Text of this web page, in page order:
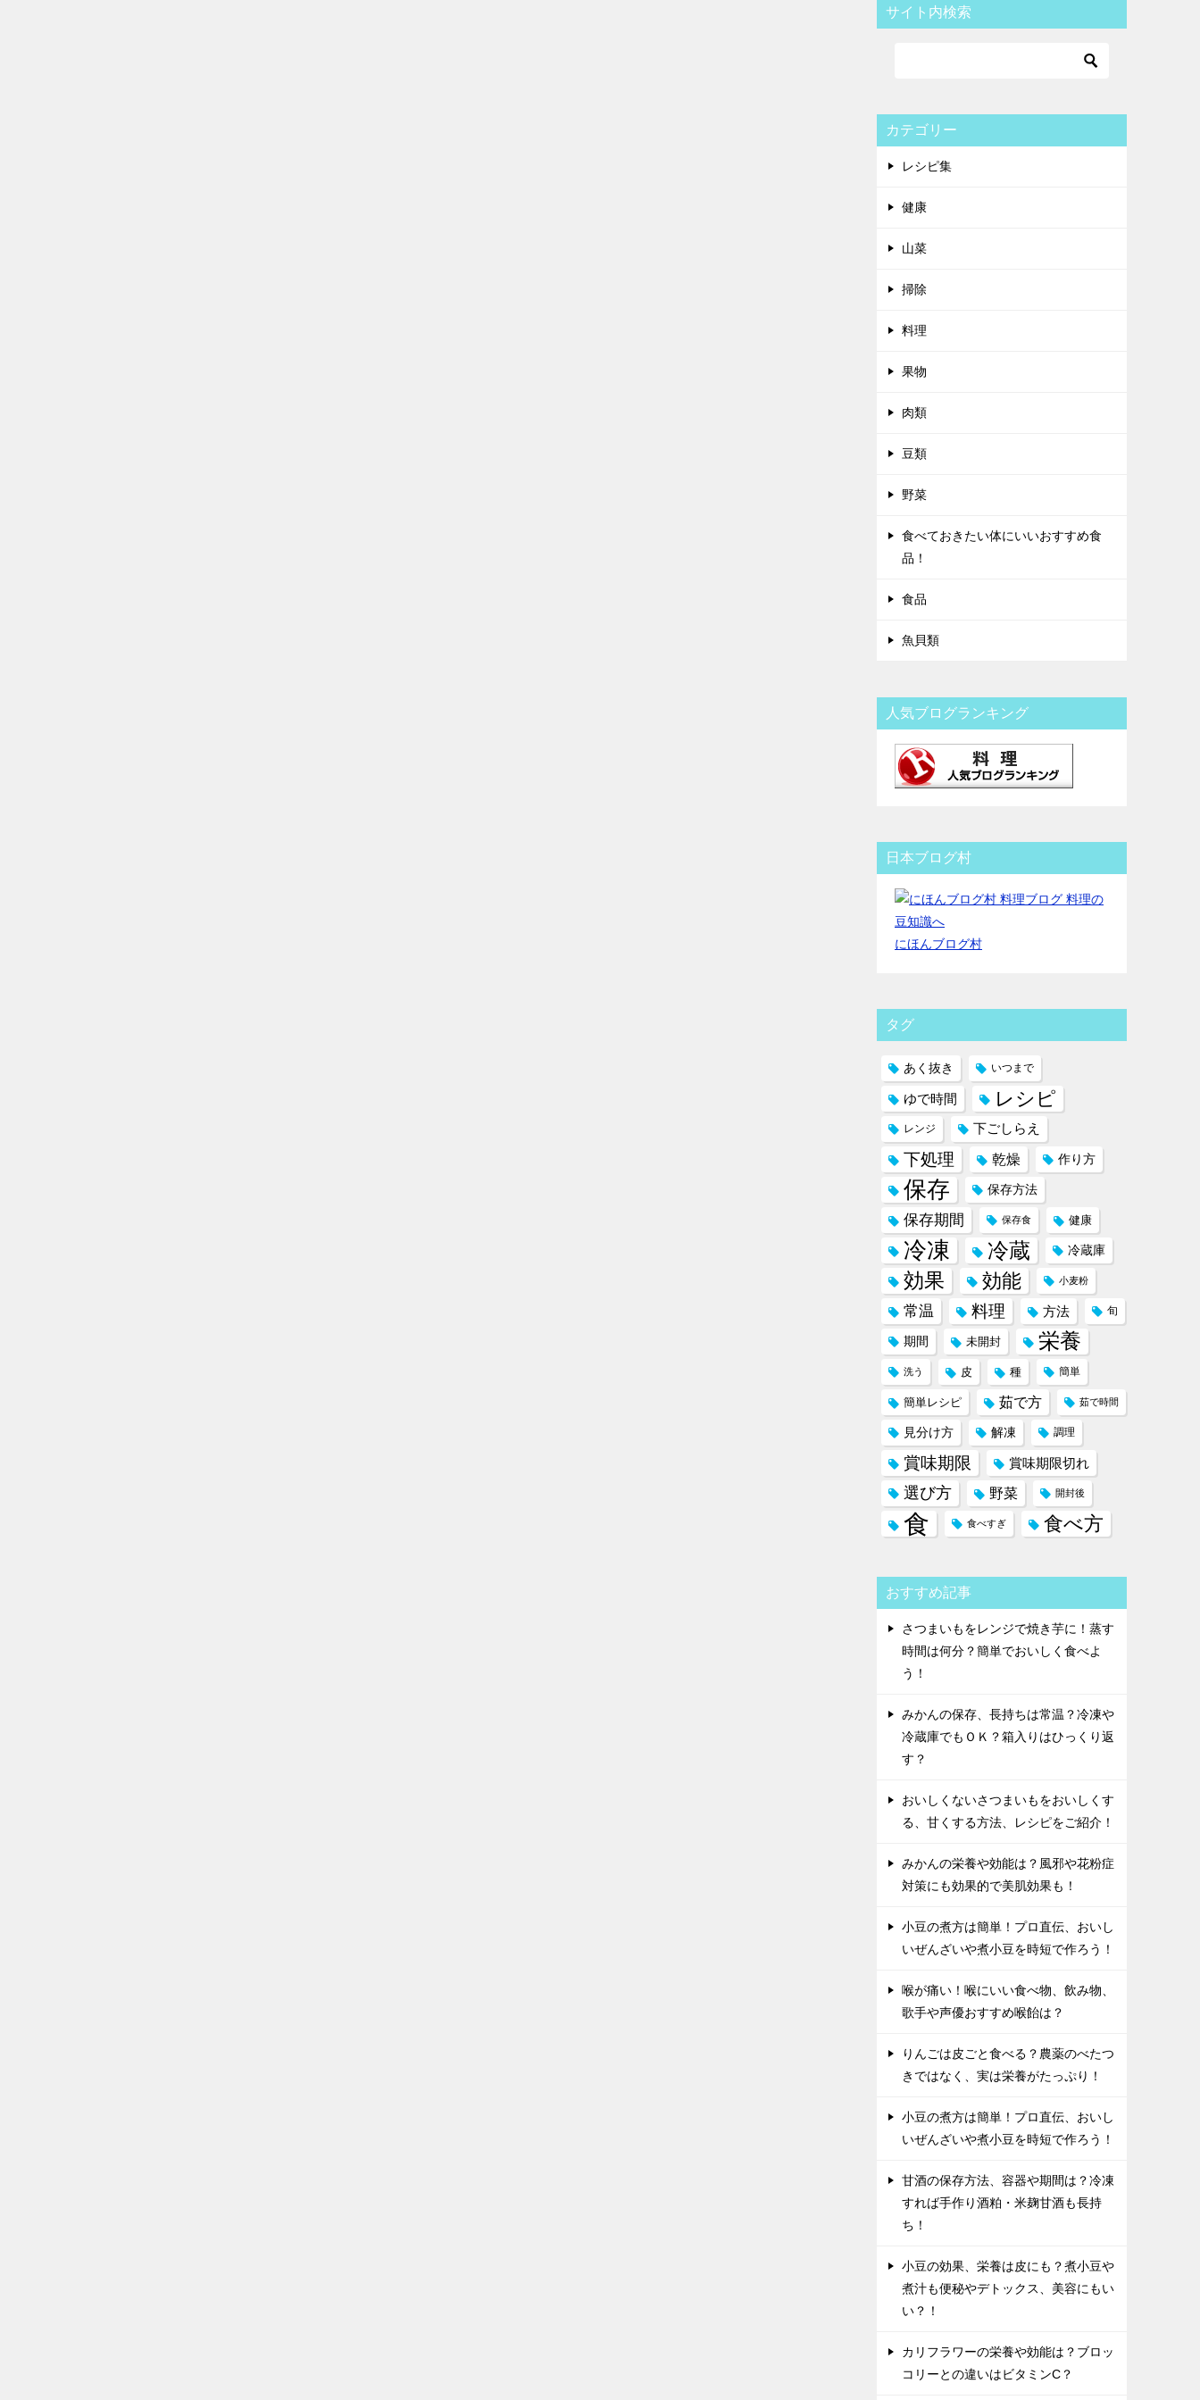
サイト内検索
カテゴリー
レシピ集
健康
山菜
掃除
料理
果物
肉類
豆類
野菜
食べておきたい体にいいおすすめ食
品！
食品
魚貝類
人気ブログランキング
日本ブログ村
にほんブログ村
タグ
あく抜き いつまで
ゆで時間 レシピ
レンジ 下ごしらえ
下処理 乾燥 作り方
保存 保存方法
保存期間 保存食 健康
冷凍 冷蔵 冷蔵庫
効果 効能 小麦粉
常温 料理 方法 旬
期間 未開封 栄養
洗う 皮 種 簡単
簡単レシピ 茹で方 茹で時間
見分け方 解凍 調理
賞味期限 賞味期限切れ
選び方 野菜 開封後
食 食べすぎ 食べ方
おすすめ記事
さつまいもをレンジで焼き芋に！蒸す
時間は何分？簡単でおいしく食べよ
う！
みかんの保存、長持ちは常温？冷凍や
冷蔵庫でもＯＫ？箱入りはひっくり返
す？
おいしくないさつまいもをおいしくす
る、甘くする方法、レシピをご紹介！
みかんの栄養や効能は？風邪や花粉症
対策にも効果的で美肌効果も！
小豆の煮方は簡単！プロ直伝、おいし
いぜんざいや煮小豆を時短で作ろう！
喉が痛い！喉にいい食べ物、飲み物、
歌手や声優おすすめ喉飴は？
りんごは皮ごと食べる？農薬のべたつ
きではなく、実は栄養がたっぷり！
小豆の煮方は簡単！プロ直伝、おいし
いぜんざいや煮小豆を時短で作ろう！
甘酒の保存方法、容器や期間は？冷凍
すれば手作り酒粕・米麹甘酒も長持
ち！
小豆の効果、栄養は皮にも？煮小豆や
煮汁も便秘やデトックス、美容にもい
い？！
カリフラワーの栄養や効能は？ブロッ
コリーとの違いはビタミンC？